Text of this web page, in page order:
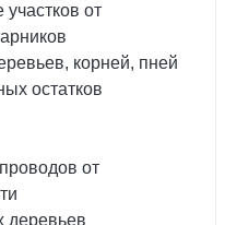
участков от
корней, пней
остатков
от
деревьев